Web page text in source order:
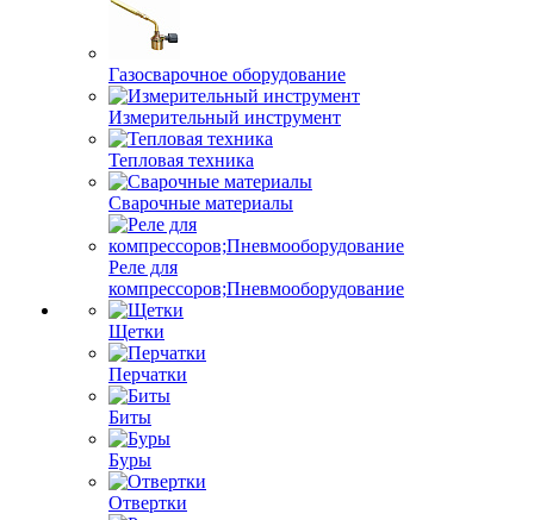
Газосварочное оборудование
Измерительный инструмент
Тепловая техника
Сварочные материалы
Реле для
компрессоров;Пневмооборудование
Щетки
Перчатки
Биты
Буры
Отвертки